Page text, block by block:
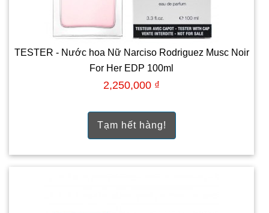
TESTER - Nước hoa Nữ Narciso Rodriguez Musc Noir
For Her EDP 100ml
2,250,000 ₫
Tạm hết hàng!